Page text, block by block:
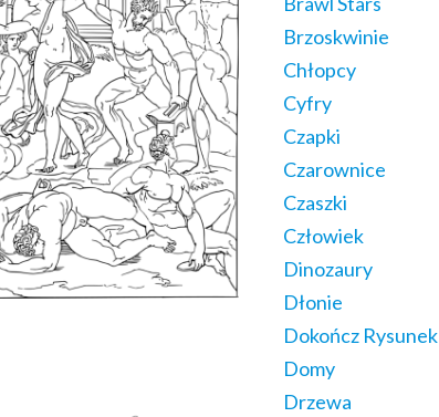
Brzoskwinie
Chłopcy
Cyfry
Czapki
Czarownice
Czaszki
Człowiek
Dinozaury
Dłonie
Dokończ Rysunek
Domy
Drzewa